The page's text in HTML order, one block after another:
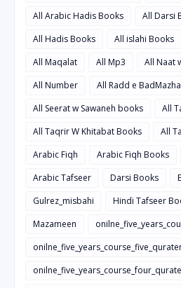
All Arabic Hadis Books
All Darsi
All Hadis Books
All islahi Books
All Maqalat
All Mp3
All Naat
All Number
All Radd e
All Seerat w Sawaneh books
All
All Taqrir W Khitabat Books
All
Arabic Fiqh
Arabic Fiqh Books
Arabic Tafseer
Darsi Books
Gulrez_misbahi
Hindi Tafseer
Mazameen